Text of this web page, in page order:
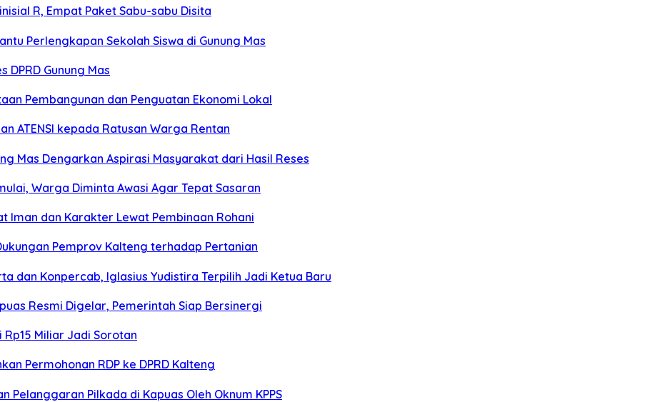
R, Empat Paket Sabu-sabu Disita
Perlengkapan Sekolah Siswa di Gunung Mas
DPRD Gunung Mas
Pembangunan dan Penguatan Ekonomi Lokal
ATENSI kepada Ratusan Warga Rentan
Mas Dengarkan Aspirasi Masyarakat dari Hasil Reses
Warga Diminta Awasi Agar Tepat Sasaran
Iman dan Karakter Lewat Pembinaan Rohani
Pemprov Kalteng terhadap Pertanian
dan Konpercab, Iglasius Yudistira Terpilih Jadi Ketua Baru
Resmi Digelar, Pemerintah Siap Bersinergi
Miliar Jadi Sorotan
Permohonan RDP ke DPRD Kalteng
Pelanggaran Pilkada di Kapuas Oleh Oknum KPPS